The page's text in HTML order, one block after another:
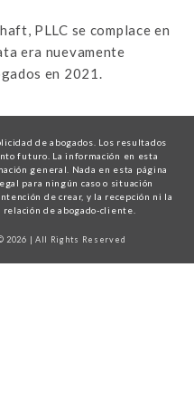
PLLC se complace en
era nuevamente
en 2021.
de abogados. Los resultados
futuro. La información en esta
general. Nada en esta página
para ningún caso o situación
de crear, y la recepción ni la
de abogado-cliente.
2026 | All Rights Reserved